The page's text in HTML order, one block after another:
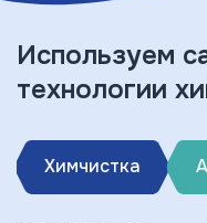
Используем
технологии
Химчистка